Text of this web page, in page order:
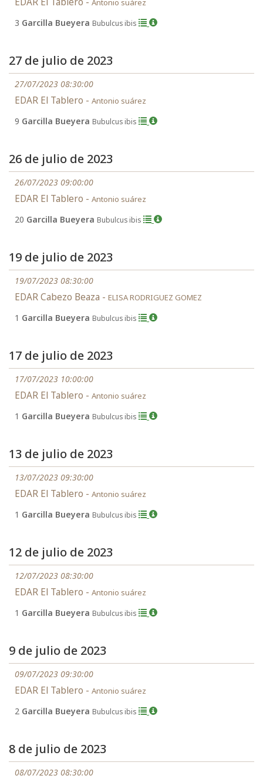
Antonio suárez
3 Garcilla Bueyera Bubulcus ibis
27 de julio de 2023
27/07/2023 08:30:00
EDAR El Tablero - Antonio suárez
9 Garcilla Bueyera Bubulcus ibis
26 de julio de 2023
26/07/2023 09:00:00
EDAR El Tablero - Antonio suárez
20 Garcilla Bueyera Bubulcus ibis
19 de julio de 2023
19/07/2023 08:30:00
EDAR Cabezo Beaza - ELISA RODRIGUEZ GOMEZ
1 Garcilla Bueyera Bubulcus ibis
17 de julio de 2023
17/07/2023 10:00:00
EDAR El Tablero - Antonio suárez
1 Garcilla Bueyera Bubulcus ibis
13 de julio de 2023
13/07/2023 09:30:00
EDAR El Tablero - Antonio suárez
1 Garcilla Bueyera Bubulcus ibis
12 de julio de 2023
12/07/2023 08:30:00
EDAR El Tablero - Antonio suárez
1 Garcilla Bueyera Bubulcus ibis
9 de julio de 2023
09/07/2023 09:30:00
EDAR El Tablero - Antonio suárez
2 Garcilla Bueyera Bubulcus ibis
8 de julio de 2023
08/07/2023 08:30:00